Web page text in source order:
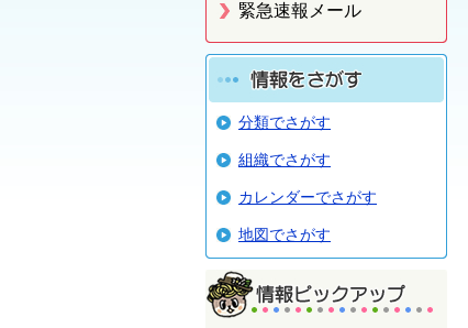
緊急速報メール
分類でさがす
組織でさがす
カレンダーでさがす
地図でさがす